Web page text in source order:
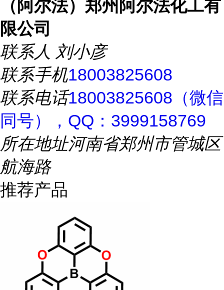
（阿尔法）郑州阿尔法化工有
限公司
联系人 刘小彦
联系手机18003825608
联系电话18003825608（微信
同号），QQ：3999158769
所在地址河南省郑州市管城区
航海路
推荐产品